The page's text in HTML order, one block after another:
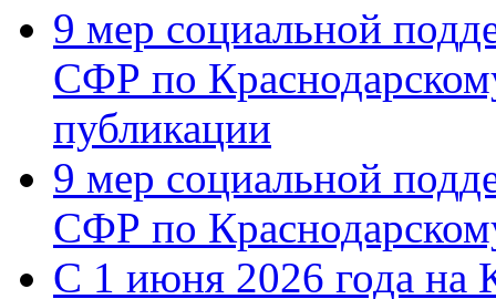
9 мер социальной
СФР по
публикации
9 мер социальной
СФР по
С 1 июня 2026 года на